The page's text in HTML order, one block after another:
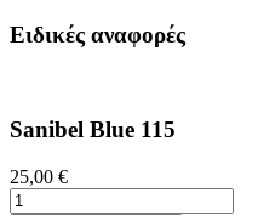
Ειδικές αναφορές
Sanibel Blue 115
25,00 €